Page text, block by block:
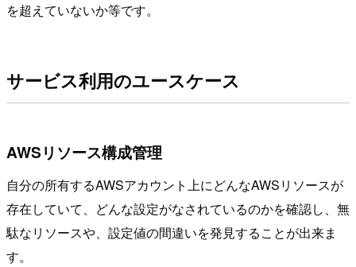
を超えていないか等です。
サービス利用のユースケース
AWSリソース構成管理
自分の所有するAWSアカウント上にどんなAWSリソースが
存在していて、どんな設定がなされているのかを確認し、無
駄なリソースや、設定値の間違いを発見することが出来ま
す。